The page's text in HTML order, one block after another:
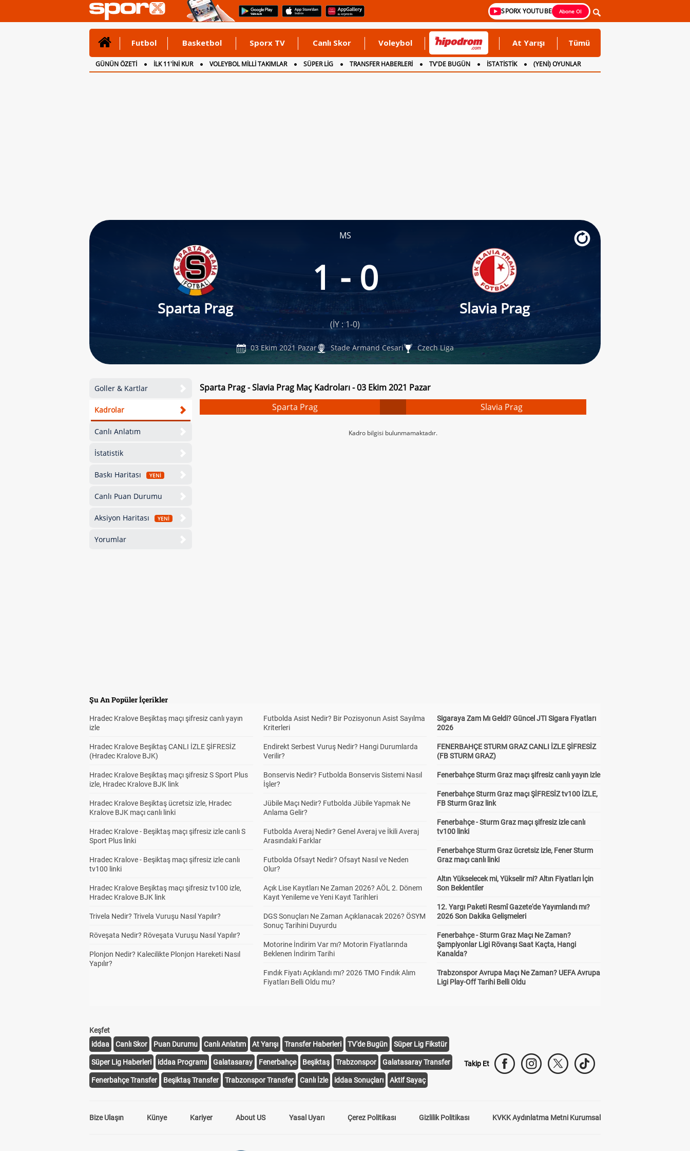
SPORX YOUTUBE Abone Ol
Futbol Basketbol Sporx TV Canlı Skor Voleybol At Yarışı Tümü
GÜNÜN ÖZETİ İLK 11'İNİ KUR VOLEYBOL MİLLİ TAKIMLAR SÜPER LİG TRANSFER HABERLERİ TV'DE BUGÜN İSTATİSTİK
(YENİ) OYUNLAR
CANLI ANLATIM
İNGİLTERE
MS
Sparta Prag
1 - 0
Slavia Prag
(İY : 1-0)
03 Ekim 2021 Pazar Stade Armand Cesari Czech Liga
Goller & Kartlar
Kadrolar
Canlı Anlatım
İstatistik
Baskı Haritası YENİ
Canlı Puan Durumu
Aksiyon Haritası YENİ
Yorumlar
Sparta Prag - Slavia Prag Maç Kadroları - 03 Ekim 2021 Pazar
Sparta Prag
Slavia Prag
Kadro bilgisi bulunmamaktadır.
Şu An Popüler İçerikler
Hradec Kralove Beşiktaş maçı şifresiz canlı yayın
izle
Hradec Kralove Beşiktaş CANLI İZLE ŞİFRESİZ
(Hradec Kralove BJK)
Hradec Kralove Beşiktaş maçı şifresiz S Sport Plus
izle, Hradec Kralove BJK link
Hradec Kralove Beşiktaş ücretsiz izle, Hradec
Kralove BJK maçı canlı linki
Hradec Kralove - Beşiktaş maçı şifresiz izle canlı S
Sport Plus linki
Hradec Kralove - Beşiktaş maçı şifresiz izle canlı
tv100 linki
Hradec Kralove Beşiktaş maçı şifresiz tv100 izle,
Hradec Kralove BJK link
Trivela Nedir? Trivela Vuruşu Nasıl Yapılır?
Röveşata Nedir? Röveşata Vuruşu Nasıl Yapılır?
Plonjon Nedir? Kalecilikte Plonjon Hareketi Nasıl
Yapılır?
Futbolda Asist Nedir? Bir Pozisyonun Asist Sayılma
Kriterleri
Endirekt Serbest Vuruş Nedir? Hangi Durumlarda
Verilir?
Bonservis Nedir? Futbolda Bonservis Sistemi Nasıl
İşler?
Jübile Maçı Nedir? Futbolda Jübile Yapmak Ne
Anlama Gelir?
Futbolda Averaj Nedir? Genel Averaj ve İkili Averaj
Arasındaki Farklar
Futbolda Ofsayt Nedir? Ofsayt Nasıl ve Neden
Olur?
Açık Lise Kayıtları Ne Zaman 2026? AÖL 2. Dönem
Kayıt Yenileme ve Yeni Kayıt Tarihleri
DGS Sonuçları Ne Zaman Açıklanacak 2026? ÖSYM
Sonuç Tarihini Duyurdu
Motorine İndirim Var mı? Motorin Fiyatlarında
Beklenen İndirim Tarihi
Fındık Fiyatı Açıklandı mı? 2026 TMO Fındık Alım
Fiyatları Belli Oldu mu?
Sigaraya Zam Mı Geldi? Güncel JTI Sigara Fiyatları
2026
FENERBAHÇE STURM GRAZ CANLI İZLE ŞİFRESİZ
(FB STURM GRAZ)
Fenerbahçe Sturm Graz maçı şifresiz canlı yayın izle
Fenerbahçe Sturm Graz maçı ŞİFRESİZ tv100 İZLE,
FB Sturm Graz link
Fenerbahçe - Sturm Graz maçı şifresiz izle canlı
tv100 linki
Fenerbahçe Sturm Graz ücretsiz izle, Fener Sturm
Graz maçı canlı linki
Altın Yükselecek mi, Yükselir mi? Altın Fiyatları İçin
Son Beklentiler
12. Yargı Paketi Resmî Gazete'de Yayımlandı mı?
2026 Son Dakika Gelişmeleri
Fenerbahçe - Sturm Graz Maçı Ne Zaman?
Şampiyonlar Ligi Rövanşı Saat Kaçta, Hangi
Kanalda?
Trabzonspor Avrupa Maçı Ne Zaman? UEFA Avrupa
Ligi Play-Off Tarihi Belli Oldu
Keşfet
iddaa
Canlı Skor Puan Durumu Canlı Anlatım At Yarışı Transfer Haberleri TV'de Bugün Süper Lig Fikstür
Süper Lig Haberleri iddaa Programı Galatasaray Fenerbahçe Beşiktaş Trabzonspor Galatasaray Transfer
Fenerbahçe Transfer Beşiktaş Transfer Trabzonspor Transfer Canlı İzle iddaa Sonuçları Aktif Sayaç
Takip Et
Bize Ulaşın Künye Kariyer About US Yasal Uyarı Çerez Politikası Gizlilik Politikası KVKK Aydınlatma Metni Kurumsal